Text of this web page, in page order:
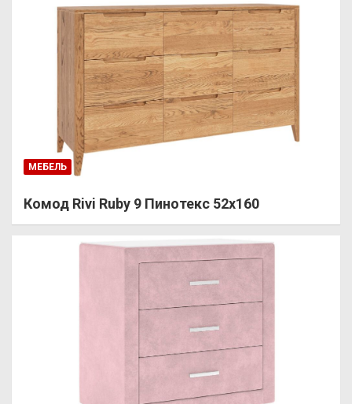
МЕБЕЛЬ
Комод Rivi Ruby 9 Пинотекс 52х160